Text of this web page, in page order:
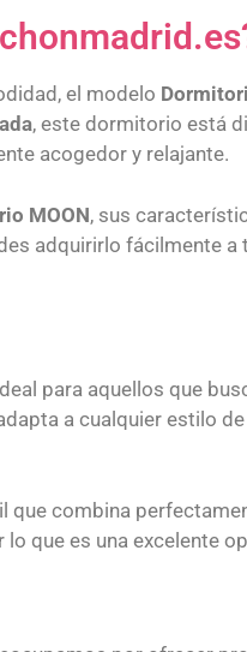
el modelo
, este dormitorio está
acogedor y relajante.
MOON, sus
adquirirlo fácilmente
para aquellos que
a cualquier estilo
que combina
que es una excelente